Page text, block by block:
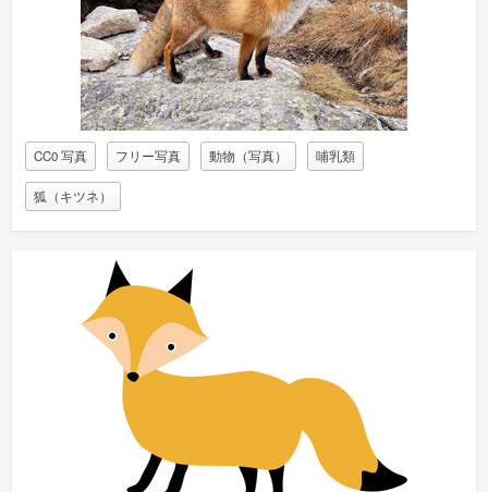
CC0 写真 フリー写真 動物（写真） 哺乳類
狐（キツネ）